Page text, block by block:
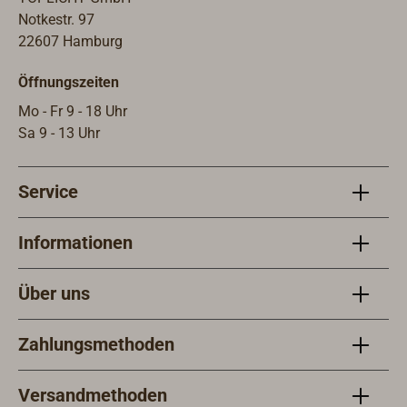
der profilzylinder
richtigen Schloss-
bitte unser PDF
Notkestr. 97
22607 Hamburg
Öffnungszeiten
Mo - Fr 9 - 18 Uhr
Sa 9 - 13 Uhr
Service
Informationen
Über uns
Zahlungsmethoden
Versandmethoden